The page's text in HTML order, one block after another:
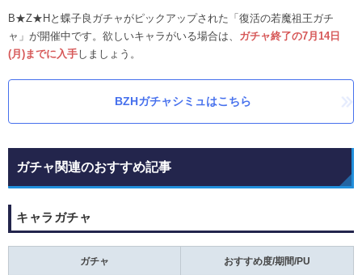
B★Z★H と 蝶子良 ガチャがピックアップされた「復活の若魔祖王ガチ
ャ」が開催中です。欲しいキャラがいる場合は、 ガチャ終了の7月14日
(月)までに入手しましょう。
BZHガチャシミュはこちら
ガチャ関連のおすすめ記事
キャラガチャ
ガチャ おすすめ度/期間/PU